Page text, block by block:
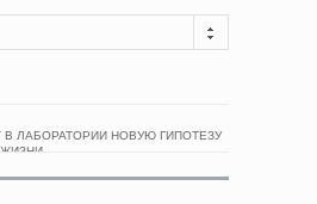
ЛАБОРАТОРИИ НОВУЮ ГИПОТЕЗУ